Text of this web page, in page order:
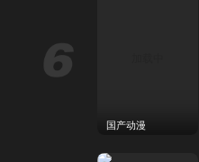
国产动漫